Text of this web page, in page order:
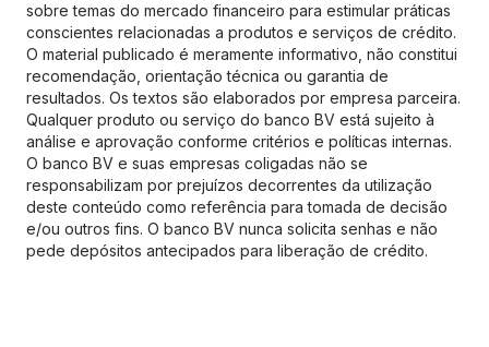
sobre temas do mercado financeiro para estimular práticas
conscientes relacionadas a produtos e serviços de crédito.
O material publicado é meramente informativo, não constitui
recomendação, orientação técnica ou garantia de
resultados. Os textos são elaborados por empresa parceira.
Qualquer produto ou serviço do banco BV está sujeito à
análise e aprovação conforme critérios e políticas internas.
O banco BV e suas empresas coligadas não se
responsabilizam por prejuízos decorrentes da utilização
deste conteúdo como referência para tomada de decisão
e/ou outros fins. O banco BV nunca solicita senhas e não
pede depósitos antecipados para liberação de crédito.